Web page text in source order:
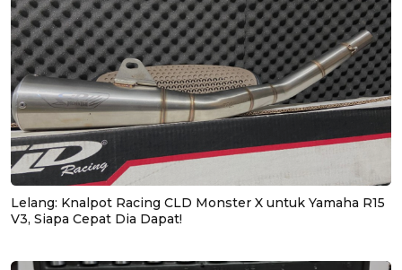
Lelang: Knalpot Racing CLD Monster X untuk Yamaha R15
V3, Siapa Cepat Dia Dapat!